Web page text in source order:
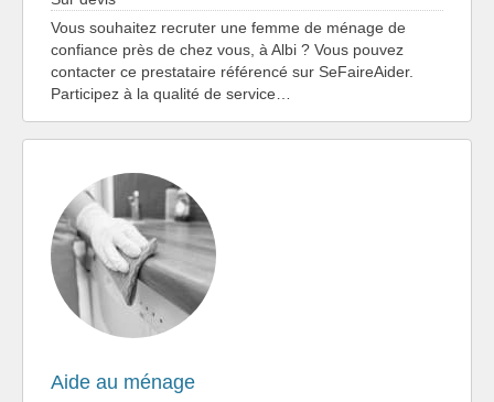
Vous souhaitez recruter une femme de ménage de
confiance près de chez vous, à Albi ? Vous pouvez
contacter ce prestataire référencé sur SeFaireAider.
Participez à la qualité de service…
Aide au ménage